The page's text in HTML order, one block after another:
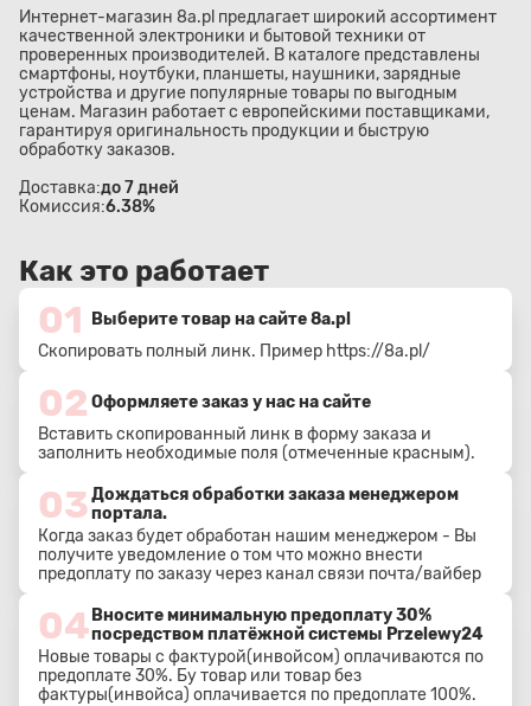
Интернет-магазин 8a.pl предлагает широкий ассортимент
качественной электроники и бытовой техники от
проверенных производителей. В каталоге представлены
смартфоны, ноутбуки, планшеты, наушники, зарядные
устройства и другие популярные товары по выгодным
ценам. Магазин работает с европейскими поставщиками,
гарантируя оригинальность продукции и быструю
обработку заказов.
Доставка:до 7 дней
Комиссия:6.38%
Как это работает
01
Выберите товар на сайте 8a.pl
Скопировать полный линк. Пример https://8a.pl/
02 Оформляете заказ у нас на сайте
Вставить скопированный линк в форму заказа и
заполнить необходимые поля (отмеченные красным).
03Дождаться обработки заказа менеджером
портала.
Когда заказ будет обработан нашим менеджером - Вы
получите уведомление о том что можно внести
предоплату по заказу через канал связи почта/вайбер
04 Вносите минимальную предоплату 30%
посредством платёжной системы Przelewy24
Новые товары с фактурой(инвойсом) оплачиваются по
предоплате 30%. Бу товар или товар без
фактуры(инвойса) оплачивается по предоплате 100%.